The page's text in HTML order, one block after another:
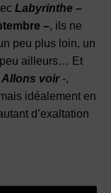
Labyrinthe –
–, ils ne
peu plus loin, un
peu ailleurs… Et
Allons voir-,
idéalement en
d’exaltation